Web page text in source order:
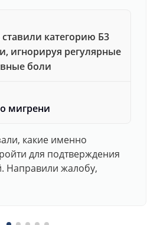
категорию Б3
игнорируя регулярные
боли
мигрени
какие именно
для подтверждения
Направили жалобу,
осмотра и списания в